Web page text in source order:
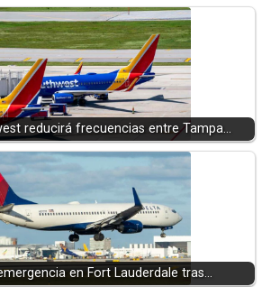
reducirá frecuencias entre Tampa…
en Fort Lauderdale tras…